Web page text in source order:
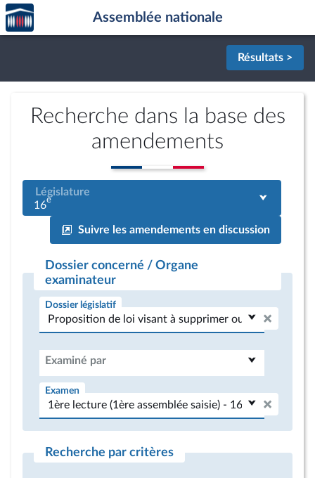
Aller au contenu
Aller en bas de la page
Accèder
à la
page
Assemblée nationale
Résultats >
Recherche dans la base des
amendements
Législature
16e
Suivre les amendements en discussion
Dossier concerné / Organe
examinateur
Dossier législatif
Examiné par
Examen
Recherche par critères